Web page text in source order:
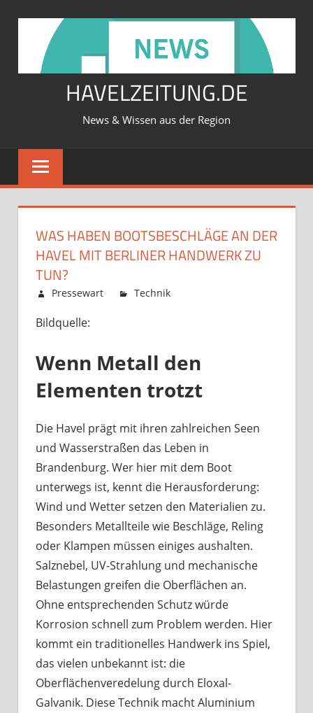
springen
HAVELZEITUNG.DE
News & Wissen aus der Region
WAS HABEN BOOTSBESCHLÄGE AN DER
HAVEL MIT BERLINER HANDWERK ZU
TUN?
Februar 12, 2026
Pressewart Technik
mit
tun?
Bildquelle:
Wenn Metall den
Elementen trotzt
Die Havel prägt mit ihren zahlreichen Seen
und Wasserstraßen das Leben in
Brandenburg. Wer hier mit dem Boot
unterwegs ist, kennt die Herausforderung:
Wind und Wetter setzen den Materialien zu.
Besonders Metallteile wie Beschläge, Reling
oder Klampen müssen einiges aushalten.
Salznebel, UV-Strahlung und mechanische
Belastungen greifen die Oberflächen an.
Ohne entsprechenden Schutz würde
Korrosion schnell zum Problem werden. Hier
kommt ein traditionelles Handwerk ins Spiel,
das vielen unbekannt ist: die
Oberflächenveredelung durch Eloxal-
Galvanik. Diese Technik macht Aluminium